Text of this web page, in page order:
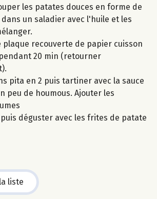
les patates douces en forme de
un saladier avec l'huile et les
plaque recouverte de papier cuisson
20 min (retourner
pita en 2 puis tartiner avec la sauce
peu de houmous. Ajouter les
déguster avec les frites de patate
liste